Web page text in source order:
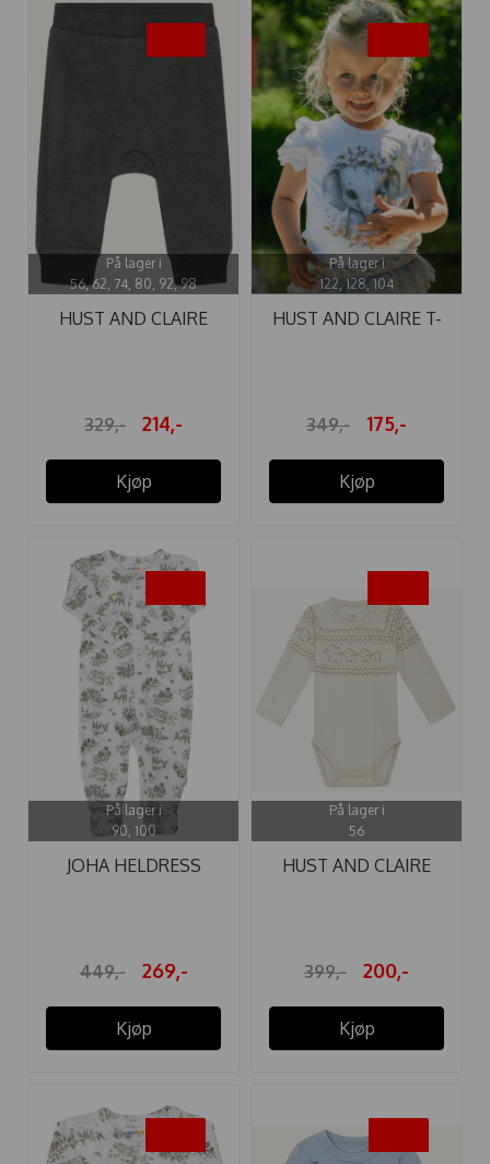
På lager i
56, 62, 74, 80, 92, 98
HUST AND CLAIRE
329,- 214,-
Kjøp
På lager i
122, 128, 104
HUST AND CLAIRE T-
349,- 175,-
Kjøp
På lager i
90, 100
JOHA HELDRESS
449,- 269,-
Kjøp
På lager i
56
HUST AND CLAIRE
399,- 200,-
Kjøp